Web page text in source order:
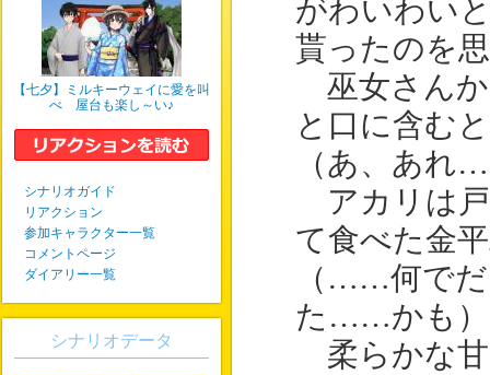
がわいわい
貰ったのを
巫女さんか
と口に含む
（あ、あれ
アカリは戸
て食べた金
（……何で
た……かも）
柔らかな甘
【七夕】ミルキーウェイに愛を叫
べ 屋台も楽し～い♪
シナリオガイド
リアクション
参加キャラクター一覧
コメントページ
ダイアリー一覧
シナリオデータ